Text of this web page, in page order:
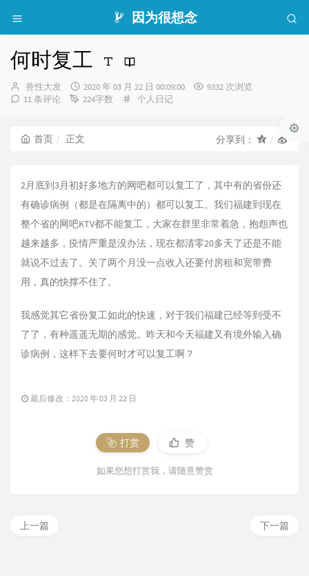
因为很想念
何时复工
博
主：
兽性大发
发
布
2020 年 03 月 22 日 00:09:00
9332 次浏览
11 条评论
224字数
分
个人日记
首页 正文 分享到：
2月底到3月初好多地方的网吧都可以复工了，其中有的省份还
有确诊病例（都是在隔离中的）都可以复工。我们福建到现在
整个省的网吧KTV都不能复工，大家在群里非常着急，抱怨声也
越来越多，疫情严重是没办法，现在都清零20多天了还是不能
就说不过去了。关了两个月没一点收入还要付房租和宽带费
用，真的快撑不住了。
我感觉其它省份复工如此的快速，对于我们福建已经等到受不
了了，有种遥遥无期的感觉。昨天和今天福建又有境外输入确
诊病例，这样下去要何时才可以复工啊？
最后修改：2020 年 03 月 22 日
打赏 赞
如果您想打赏我，请随意赞赏
下一篇
上一篇